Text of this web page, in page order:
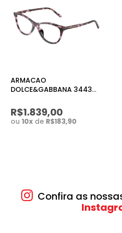
ARMACAO
DOLCE&GABBANA 3443
R$1.839,00
ou10x de R$183,90
Confira as